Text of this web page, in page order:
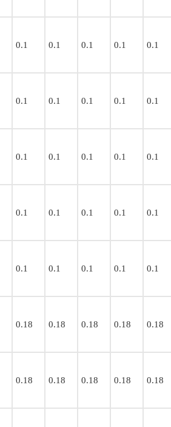
0.1 0.1 0.1 0.1 0.1
0.1 0.1 0.1 0.1 0.1
0.1 0.1 0.1 0.1 0.1
0.1 0.1 0.1 0.1 0.1
0.1 0.1 0.1 0.1 0.1
0.18 0.18 0.18 0.18 0.18
0.18 0.18 0.18 0.18 0.18